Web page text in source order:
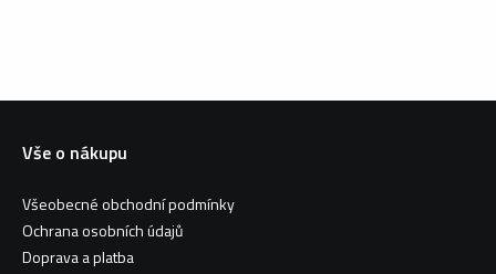
Vše o nákupu
Všeobecné obchodní podmínky
Ochrana osobních údajů
Doprava a platba